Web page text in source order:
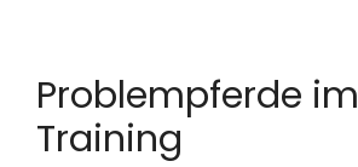
Problempferde im
Training